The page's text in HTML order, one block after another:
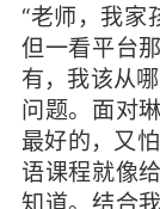
“老师，我家
但一看平台
有，我该从
问题。面对
最好的，又
语课程就像
知道。结合